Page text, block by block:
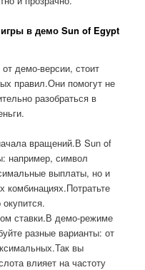
в демо Sun of Egypt
демо-версии, стоит
правил.Они помогут не
разобраться в
вращений.В Sun of
например, символ
выплаты, но и
комбинациях.Потратьте
ставки.В демо-режиме
разные варианты: от
вы
влияет на частоту